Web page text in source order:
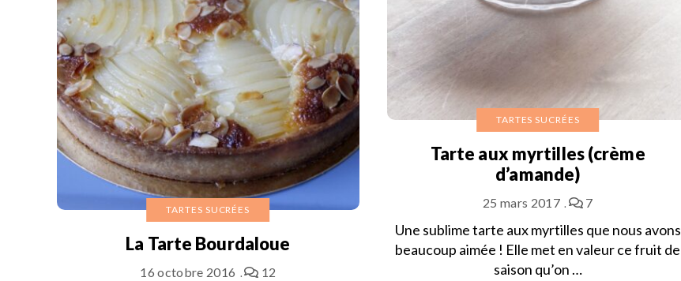
TARTES SUCRÉES
La Tarte Bourdaloue
16 octobre 2016 12
TARTES SUCRÉES
Tarte aux myrtilles (crème
d’amande)
25 mars 2017 7
Une sublime tarte aux myrtilles que nous avons
beaucoup aimée ! Elle met en valeur ce fruit de
saison qu’on …